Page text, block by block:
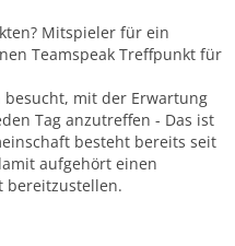
Mitspieler für ein
Teamspeak Treffpunkt für
besucht, mit der Erwartung
Tag anzutreffen - Das ist
besteht bereits seit
aufgehört einen
bereitzustellen.